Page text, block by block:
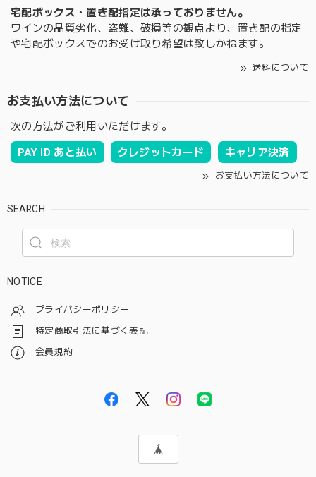
宅配ボックス・置き配指定は承っておりません。
ワインの品質劣化、盗難、破損等の観点より、置き配の指定
や宅配ボックスでのお受け取り希望は致しかねます。
送料について
お支払い方法について
次の方法がご利用いただけます。
PAY ID あと払い クレジットカード キャリア決済
お支払い方法について
SEARCH
NOTICE
プライバシーポリシー
特定商取引法に基づく表記
会員規約